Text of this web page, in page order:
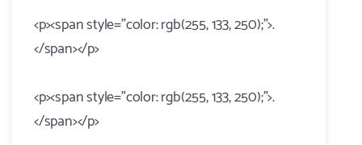
<p><span style="color: rgb(255, 133, 250);">.
</span></p>
<p><span style="color: rgb(255, 133, 250);">.
</span></p>